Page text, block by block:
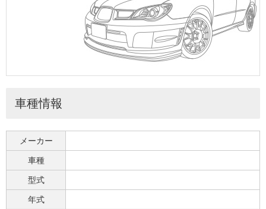
車種情報
メーカー
車種
型式
年式